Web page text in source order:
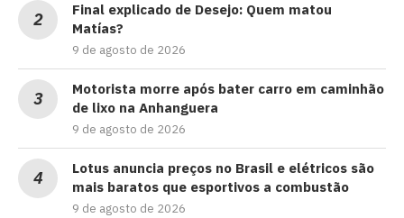
Final explicado de Desejo: Quem matou
Matías?
9 de agosto de 2026
Motorista morre após bater carro em caminhão
de lixo na Anhanguera
9 de agosto de 2026
Lotus anuncia preços no Brasil e elétricos são
mais baratos que esportivos a combustão
9 de agosto de 2026